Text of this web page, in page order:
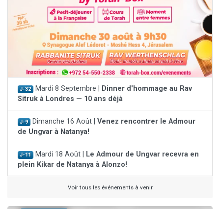
J-32 Mardi 8 Septembre |
Dinner d'hommage au Rav
Sitruk à Londres — 10 ans déjà
J-9 Dimanche 16 Août | Venez rencontrer le Admour
de Ungvar à Natanya!
J-11 Mardi 18 Août |
Le Admour de Ungvar recevra en
plein Kikar de Natanya à Alonzo!
Voir tous les événements à venir